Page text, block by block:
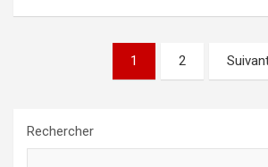
1 2
Rechercher